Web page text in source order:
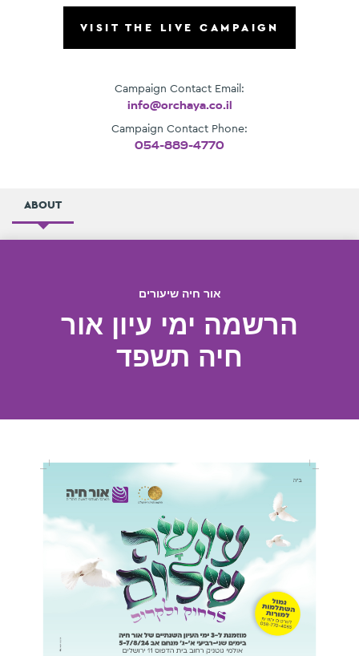
VISIT THE LIVE CAMPAIGN
Campaign Contact Email:
info@orchaya.co.il
Campaign Contact Phone:
054-889-4770
ABOUT
אור חיה שיעורים
הרשמה ימי עיון אור
חיה תשפד